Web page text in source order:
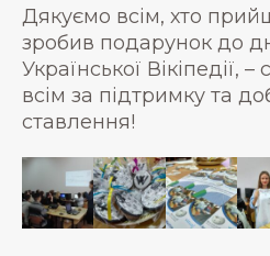
Дякуємо всім, хто
зробив подарунок до
Української Вікіпедії,
всім за підтримку та
ставлення!